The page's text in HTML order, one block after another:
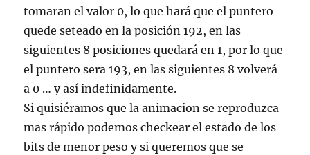
tomaran el valor 0, lo que hará que el puntero
quede seteado en la posición 192, en las
siguientes 8 posiciones quedará en 1, por lo que
el puntero sera 193, en las siguientes 8 volverá
a 0 … y así indefinidamente.
Si quisiéramos que la animacion se reproduzca
mas rápido podemos checkear el estado de los
bits de menor peso y si queremos que se